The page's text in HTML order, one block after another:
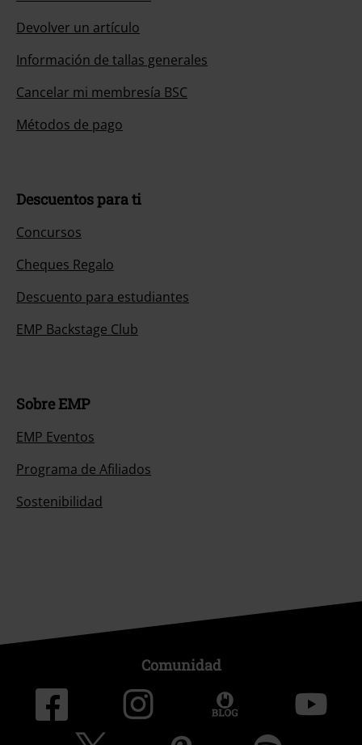
Devolver un artículo
Información de tallas generales
Cancelar mi membresía BSC
Métodos de pago
Descuentos para ti
Concursos
Cheques Regalo
Descuento para estudiantes
EMP Backstage Club
Sobre EMP
EMP Eventos
Programa de Afiliados
Sostenibilidad
Comunidad